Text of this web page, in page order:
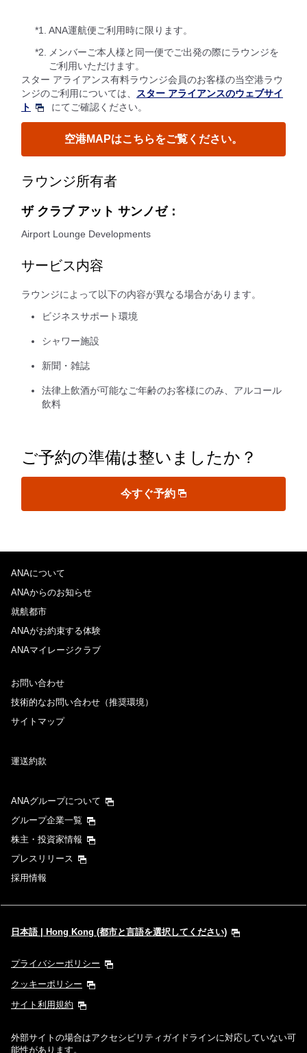
*1.
ANA運航便ご利用時に限ります。
*2.
メンバーご本人様と同一便でご出発の際にラウンジを
ご利用いただけます。
スター アライアンス有料ラウンジ会員のお客様の当空港ラウ
ンジのご利用については、
スター アライアンスのウェブサイ
ト
にてご確認ください。
空港MAPはこちらをご覧ください。
ラウンジ所有者
ザ クラブ アット サンノゼ：
Airport Lounge Developments
サービス内容
ラウンジによって以下の内容が異なる場合があります。
ビジネスサポート環境
シャワー施設
新聞・雑誌
法律上飲酒が可能なご年齢のお客様にのみ、アルコール
飲料
ご予約の準備は整いましたか？
今すぐ予約
ANAについて
ANAからのお知らせ
就航都市
ANAがお約束する体験
ANAマイレージクラブ
お問い合わせ
技術的なお問い合わせ（推奨環境）
サイトマップ
運送約款
ANAグループについて
グループ企業一覧
株主・投資家情報
プレスリリース
採用情報
日本語 | Hong Kong (都市と言語を選択してください)
プライバシーポリシー
クッキーポリシー
サイト利用規約
外部サイトの場合はアクセシビリティガイドラインに対応していない可
能性があります。